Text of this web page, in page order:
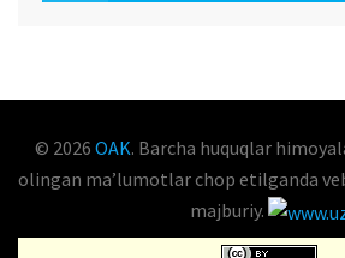
© 2026 OAK. Barcha huquqlar
olingan maʼlumotlar chop etilganda
majburiy.